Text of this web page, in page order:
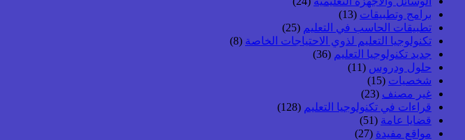
برامج وتطبيقات (13)
تطبيقات الحاسب في التعليم (25)
تكنولوجيا التعليم لذوي الاحتياجات الخاصة (8)
جديد تكنولوجيا التعليم (36)
حلول ودروس (11)
شخصيات (15)
غير مصنف (23)
قراءات في تكنولوجيا التعليم (128)
قضايا عامة (51)
مواقع مفيدة (27)